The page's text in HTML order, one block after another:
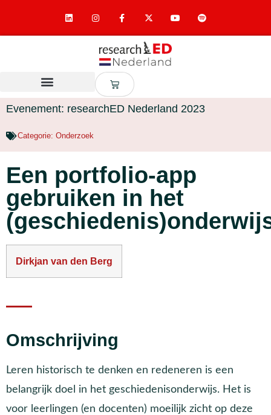
Evenement: researchED Nederland 2023
Categorie: Onderzoek
Een portfolio-app
gebruiken in het
Dirkjan van den Berg
Omschrijving
Leren historisch te denken en redeneren is een
belangrijk doel in het geschiedenisonderwijs. Het is
voor leerlingen (en docenten) moeilijk zicht op deze